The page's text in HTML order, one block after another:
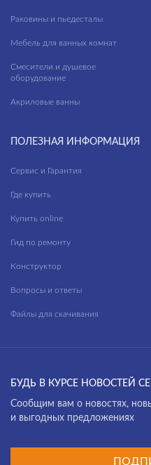
Раковины и пьедесталы
Мебель для ванных комнат
Смесители и душевое
оборудование
Акриловые ванны
ПОЛЕЗНАЯ ИНФОРМАЦИЯ
Сервис и Гарантия
Где купить
Купить online
Гид по ремонту
Конструктор
Вопросы и ответы
Файлы для скачивания
БУДЬ В КУРСЕ НОВОСТЕЙ
Cообщим вам о новостях,
и выгодных предложениях